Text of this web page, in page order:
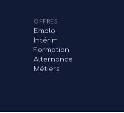
OFFRES
Emploi
Intérim
Formation
Alternance
Métiers